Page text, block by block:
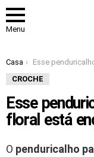
Menu
Você está aqui:
Casa
Esse penduricalho floral em crochê floral está encantando
CROCHE
Esse
floral está
O penduricalho